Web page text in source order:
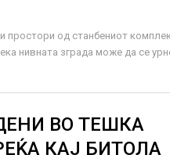
простори од станбениот
нивната зграда може да се
ВО ТЕШКА
КАЈ БИТОЛА